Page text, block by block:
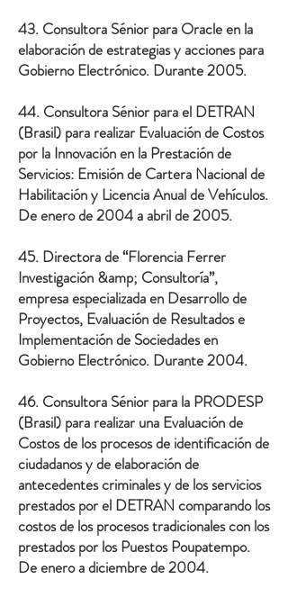
43. Consultora Sénior para Oracle en la
elaboración de estrategias y acciones para
Gobierno Electrónico. Durante 2005.
44. Consultora Sénior para el DETRAN
(Brasil) para realizar Evaluación de Costos
por la Innovación en la Prestación de
Servicios: Emisión de Cartera Nacional de
Habilitación y Licencia Anual de Vehículos.
De enero de 2004 a abril de 2005.
45. Directora de “Florencia Ferrer
Investigación &amp; Consultoría”,
empresa especializada en Desarrollo de
Proyectos, Evaluación de Resultados e
Implementación de Sociedades en
Gobierno Electrónico. Durante 2004.
46. Consultora Sénior para la PRODESP
(Brasil) para realizar una Evaluación de
Costos de los procesos de identificación de
ciudadanos y de elaboración de
antecedentes criminales y de los servicios
prestados por el DETRAN comparando los
costos de los procesos tradicionales con los
prestados por los Puestos Poupatempo.
De enero a diciembre de 2004.